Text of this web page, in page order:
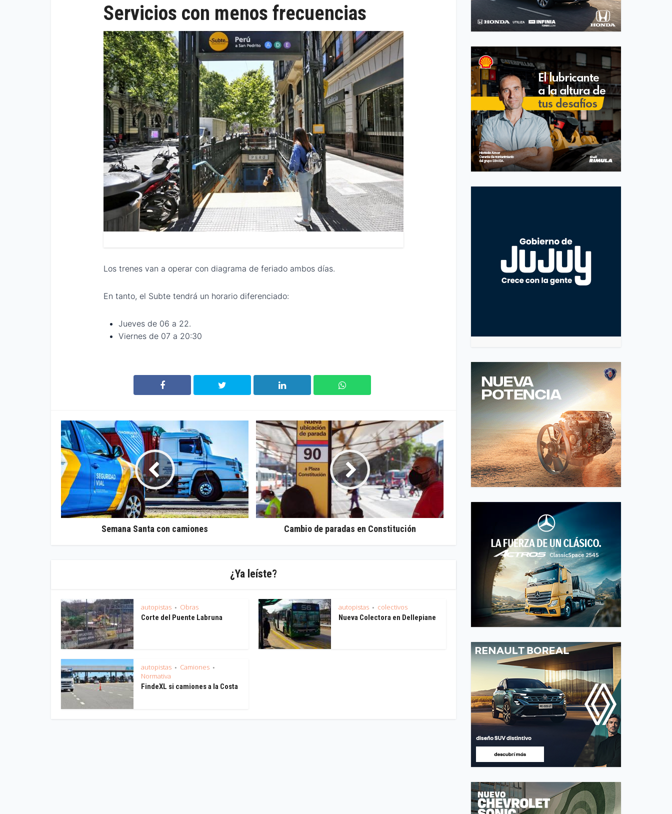
Servicios con menos frecuencias
Los trenes van a operar con diagrama de feriado ambos días.
En tanto, el Subte tendrá un horario diferenciado:
Jueves de 06 a 22.
Viernes de 07 a 20:30
Semana Santa con camiones Cambio de paradas en Constitución
¿Ya leíste?
autopistas • Obras
Corte del Puente Labruna
autopistas • colectivos
Nueva Colectora en Dellepiane
autopistas • Camiones •
Normativa
FindeXL si camiones a la Costa